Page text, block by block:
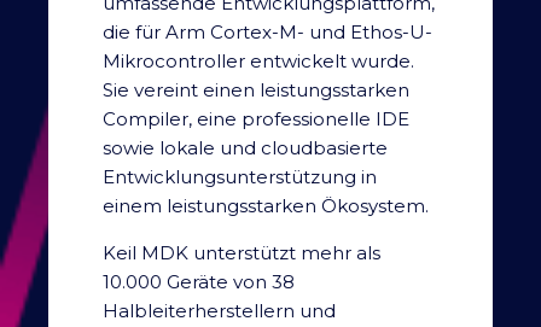
die für Arm Cortex-M- und Ethos-U-
Mikrocontroller entwickelt wurde.
Sie vereint einen leistungsstarken
Compiler, eine professionelle IDE
sowie lokale und cloudbasierte
Entwicklungsunterstützung in
einem leistungsstarken Ökosystem.
Keil MDK unterstützt mehr als
10.000 Geräte von 38
Halbleiterherstellern und